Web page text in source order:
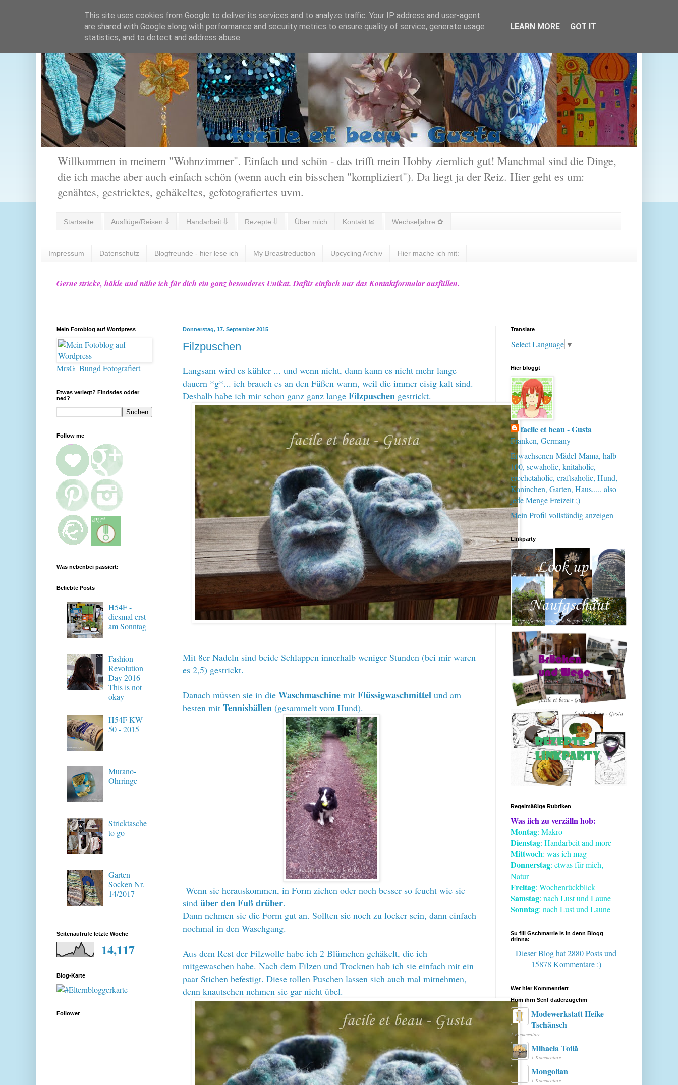
Willkommen in meinem "Wohnzimmer". Einfach und schön - das trifft mein Hobby ziemlich gut! Manchmal sind die Dinge,
die ich mache aber auch einfach schön (wenn auch ein bisschen "kompliziert"). Da liegt ja der Reiz. Hier geht es um:
genähtes, gestricktes, gehäkeltes, gefotografiertes uvm.
Startseite Ausflüge/Reisen ⇓ Handarbeit ⇓ Rezepte ⇓ Über mich Kontakt ✉ Wechseljahre ✿
Impressum Datenschutz Blogfreunde - hier lese ich My Breastreduction Upcycling Archiv Hier mache ich mit:
Gerne stricke, häkle und nähe ich für dich ein ganz besonderes Unikat. Dafür einfach nur das Kontaktformular ausfüllen.
Donnerstag, 17. September 2015
Filzpuschen
Langsam wird es kühler ... und wenn nicht, dann kann es nicht mehr lange
dauern *g*... ich brauch es an den Füßen warm, weil die immer eisig kalt sind.
Deshalb habe ich mir schon ganz ganz lange Filzpuschen gestrickt.
Mit 8er Nadeln sind beide Schlappen innerhalb weniger Stunden (bei mir waren
es 2,5) gestrickt.
Danach müssen sie in die Waschmaschine mit Flüssigwaschmittel und am
besten mit Tennisbällen (gesammelt vom Hund).
Wenn sie herauskommen, in Form ziehen oder noch besser so feucht wie sie
sind über den Fuß drüber.
Dann nehmen sie die Form gut an. Sollten sie noch zu locker sein, dann einfach
nochmal in den Waschgang.
Aus dem Rest der Filzwolle habe ich 2 Blümchen gehäkelt, die ich
mitgewaschen habe. Nach dem Filzen und Trocknen hab ich sie einfach mit ein
paar Stichen befestigt. Diese tollen Puschen lassen sich auch mal mitnehmen,
denn knautschen nehmen sie gar nicht übel.
Mein Fotoblog auf Wordpress
MrsG_Bungd Fotografiert
Etwas verlegt? Findsdes odder
ned?
Follow me
Was nebenbei passiert:
Beliebte Posts
H54F -
diesmal erst
am Sonntag
Fashion
Revolution
Day 2016 -
This is not
okay
H54F KW
50 - 2015
Murano-
Ohrringe
Stricktasche
to go
Garten -
Socken Nr.
14/2017
Seitenaufrufe letzte Woche
14,117
Blog-Karte
Follower
Translate
Select Language ▼
Hier bloggt
facile et beau - Gusta
Franken, Germany
Erwachsenen-Mädel-Mama, halb
100, sewaholic, knitaholic,
crochetaholic, craftsaholic, Hund,
Kaninchen, Garten, Haus..... also
jede Menge Freizeit ;)
Mein Profil vollständig anzeigen
Linkparty
Regelmäßige Rubriken
Was iich zu verzälln hob:
Montag: Makro
Dienstag: Handarbeit and more
Mittwoch: was ich mag
Donnerstag: etwas für mich,
Natur
Freitag: Wochenrückblick
Samstag: nach Lust und Laune
Sonntag: nach Lust und Laune
Su fill Gschmarrie is in denn Blogg
drinna:
Dieser Blog hat 2880 Postsund
15878 Kommentare :)
Wer hier Kommentiert
Hom ihrn Senf daderzugehm
Modewerkstatt Heike
Tschänsch
1 Kommentare
Mihaela Toilă
1 Kommentare
Mongolian
1 Kommentare
This site uses cookies from Google to deliver its services and to analyze traffic. Your IP address and user-agent
are shared with Google along with performance and security metrics to ensure quality of service, generate usage
statistics, and to detect and address abuse.
LEARN MORE GOT IT